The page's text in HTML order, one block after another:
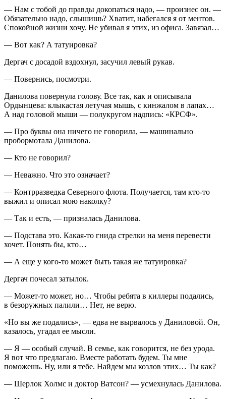
— Нам с тобой до правды докопаться надо, — произнес он. —
Обязательно надо, слышишь? Хватит, набегался я от ментов.
Спокойной жизни хочу. Не убивал я этих, из офиса. Завязал…
— Вот как? А татуировка?
Дергач с досадой вздохнул, засучил левый рукав.
— Повернись, посмотри.
Данилова повернула голову. Все так, как и описывала
Ордынцева: клыкастая летучая мышь, с кинжалом в лапах…
А над головой мыши — полукругом надпись: «КРСФ».
— Про буквы она ничего не говорила, — машинально
пробормотала Данилова.
— Кто не говорил?
— Неважно. Что это означает?
— Контрразведка Северного флота. Получается, там кто-то
выжил и описал мою наколку?
— Так и есть, — призналась Данилова.
— Подстава это. Какая-то гнида стрелки на меня перевести
хочет. Понять бы, кто…
— А еще у кого-то может быть такая же татуировка?
Дергач почесал затылок.
— Может-то может, но… Чтобы ребята в киллеры подались,
в безоружных палили… Нет, не верю.
«Но вы же подались», — едва не вырвалось у Даниловой. Он,
казалось, угадал ее мысли.
— Я — особый случай. В семье, как говорится, не без урода.
Я вот что предлагаю. Вместе работать будем. Ты мне
поможешь. Ну, или я тебе. Найдем мы козлов этих… Ты как?
— Шерлок Холмс и доктор Ватсон? — усмехнулась Данилова.